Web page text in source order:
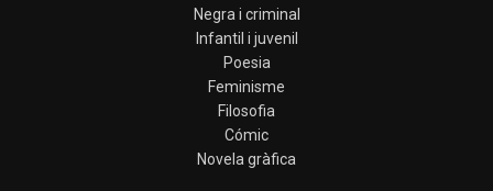
Negra i criminal
Infantil i juvenil
Poesia
Feminisme
Filosofia
Cómic
Novela gràfica